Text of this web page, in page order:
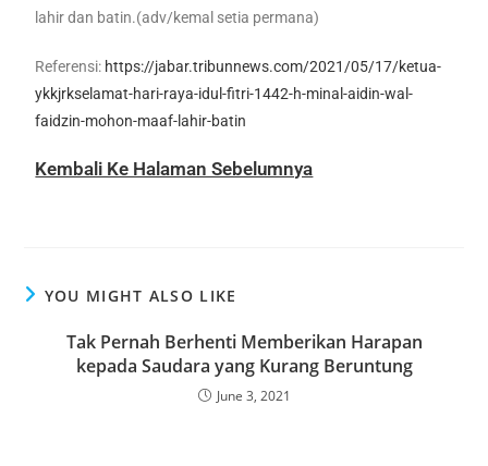
lahir dan batin.(adv/kemal setia permana)
Referensi: https://jabar.tribunnews.com/2021/05/17/ketua-
ykkjrkselamat-hari-raya-idul-fitri-1442-h-minal-aidin-wal-
faidzin-mohon-maaf-lahir-batin
Kembali Ke Halaman Sebelumnya
YOU MIGHT ALSO LIKE
Tak Pernah Berhenti Memberikan Harapan
kepada Saudara yang Kurang Beruntung
June 3, 2021